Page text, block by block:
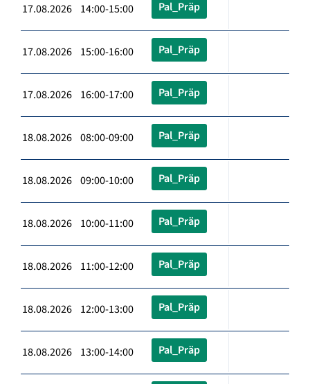
17.08.2026 14:00-15:00 Pal_Präp
17.08.2026 15:00-16:00 Pal_Präp
17.08.2026 16:00-17:00 Pal_Präp
18.08.2026 08:00-09:00 Pal_Präp
18.08.2026 09:00-10:00 Pal_Präp
18.08.2026 10:00-11:00 Pal_Präp
18.08.2026 11:00-12:00 Pal_Präp
18.08.2026 12:00-13:00 Pal_Präp
18.08.2026 13:00-14:00 Pal_Präp